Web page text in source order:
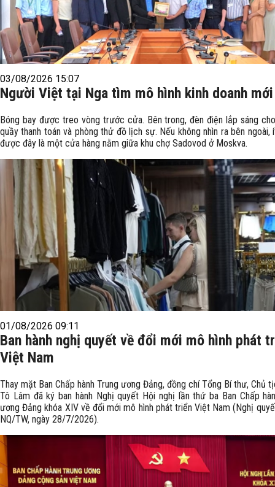
03/08/2026 15:07
Người Việt tại Nga tìm mô hình kinh doanh mới
Bóng bay được treo vòng trước cửa. Bên trong, đèn điện lắp sáng
quầy thanh toán và phòng thử đồ lịch sự. Nếu không nhìn ra bên ngoài,
được đây là một cửa hàng nằm giữa khu chợ Sadovod ở Moskva.
01/08/2026 09:11
Ban hành nghị quyết về đổi mới mô hình phát
Việt Nam
Thay mặt Ban Chấp hành Trung ương Đảng, đồng chí Tổng Bí thư, Chủ
Tô Lâm đã ký ban hành Nghị quyết Hội nghị lần thứ ba Ban Chấp
ương Đảng khóa XIV về đổi mới mô hình phát triển Việt Nam (Nghị
NQ/TW, ngày 28/7/2026).